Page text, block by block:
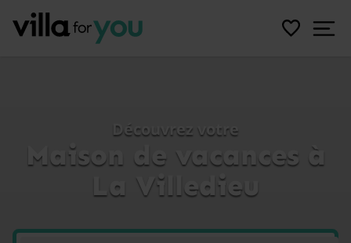
Découvrez votre
Maison de vacances à
La Villedieu